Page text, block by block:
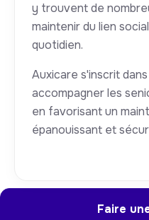
y trouvent de
maintenir du lien
quotidien.
Auxicare s'inscrit
accompagner les
en favorisant un
épanouissant et
Faire